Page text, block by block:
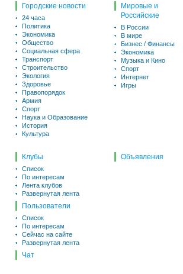
Городские новости
24 часа
Политика
Экономика
Общество
Социальная сфера
Транспорт
Строительство
Экология
Здоровье
Правопорядок
Армия
Спорт
Наука и Образование
История
Культура
Мировые и
Российские
В России
В мире
Бизнес / Финансы
Экономика
Музыка и Кино
Спорт
Интернет
Игры
Клубы
Список
По интересам
Лента клубов
Развернутая лента
Пользователи
Список
По интересам
Сейчас на сайте
Развернутая лента
Чат
Объявления